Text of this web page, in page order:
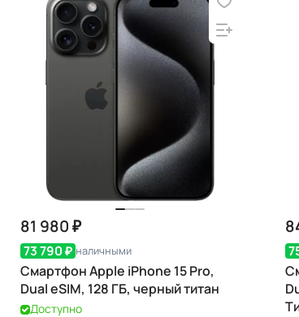
81 980 ₽
73 790 ₽ наличными
Смартфон Apple iPhone 15 Pro,
Dual eSIM, 128 ГБ, черный титан
Доступно